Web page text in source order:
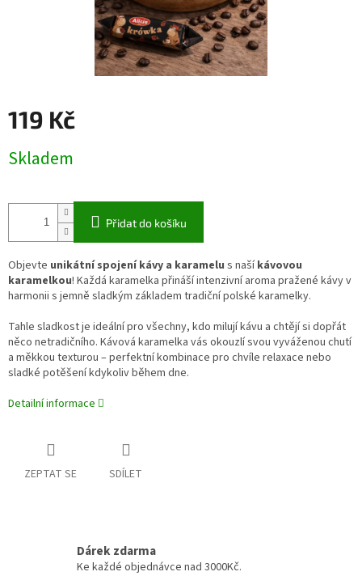
119 Kč
cena:
Skladem
Přidat do košíku
Objevte unikátní spojení kávy a karamelu s naší kávovou
karamelkou! Každá karamelka přináší intenzivní aroma pražené kávy v
harmonii s jemně sladkým základem tradiční polské karamelky.
Tahle sladkost je ideální pro všechny, kdo milují kávu a chtějí si dopřát
něco netradičního. Kávová karamelka vás okouzlí svou vyváženou chutí
a měkkou texturou – perfektní kombinace pro chvíle relaxace nebo
sladké potěšení kdykoliv během dne.
Detailní informace
ZEPTAT SE SDÍLET
Dárek zdarma
Ke každé objednávce nad 3000Kč.